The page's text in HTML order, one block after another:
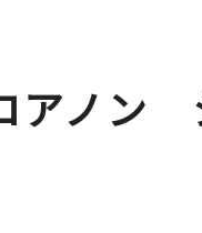
アノン